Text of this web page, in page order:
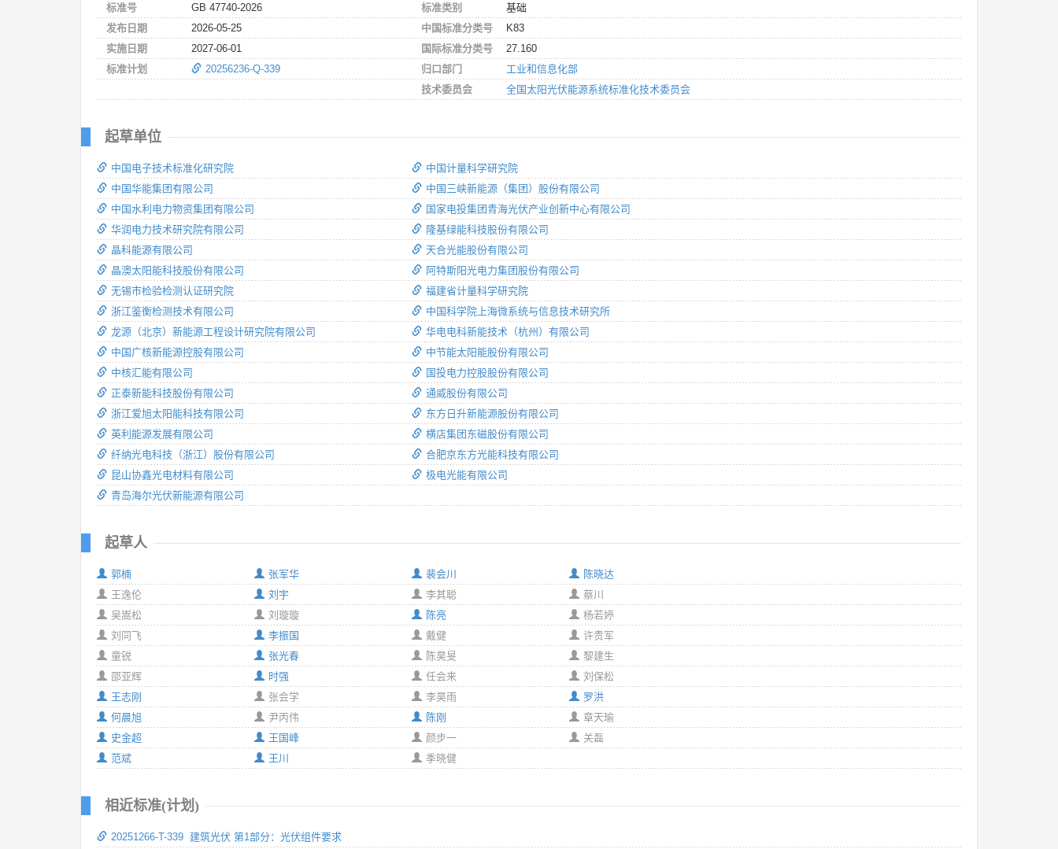
标准号
GB 47740-2026
发布日期
2026-05-25
实施日期
2027-06-01
标准计划
20256236-Q-339
标准类别
基础
中国标准分类号
K83
国际标准分类号
27.160
归口部门
工业和信息化部
技术委员会
全国太阳光伏能源系统标准化技术委员会
起草单位
中国电子技术标准化研究院
中国华能集团有限公司
中国水利电力物资集团有限公司
华润电力技术研究院有限公司
晶科能源有限公司
晶澳太阳能科技股份有限公司
无锡市检验检测认证研究院
浙江鉴衡检测技术有限公司
龙源（北京）新能源工程设计研究院有限公司
中国广核新能源控股有限公司
中核汇能有限公司
正泰新能科技股份有限公司
浙江爱旭太阳能科技有限公司
英利能源发展有限公司
纤纳光电科技（浙江）股份有限公司
昆山协鑫光电材料有限公司
青岛海尔光伏新能源有限公司
中国计量科学研究院
中国三峡新能源（集团）股份有限公司
国家电投集团青海光伏产业创新中心有限公司
隆基绿能科技股份有限公司
天合光能股份有限公司
阿特斯阳光电力集团股份有限公司
福建省计量科学研究院
中国科学院上海微系统与信息技术研究所
华电电科新能技术（杭州）有限公司
中节能太阳能股份有限公司
国投电力控股股份有限公司
通威股份有限公司
东方日升新能源股份有限公司
横店集团东磁股份有限公司
合肥京东方光能科技有限公司
极电光能有限公司
起草人
郭楠
张军华
王逸伦
刘宇
吴嵩松
刘璇璇
刘同飞
李振国
童锐
张光春
邵亚辉
时强
王志刚
张会学
何晨旭
尹丙伟
史金超
王国峰
范斌
王川
裴会川
陈晓达
李其聪
蔡川
陈亮
杨若婷
戴健
许贵军
陈昊旻
黎建生
任会来
刘保松
李昊雨
罗洪
陈刚
章天瑜
颜步一
关磊
季晓健
相近标准(计划)
20251266-T-339 建筑光伏 第1部分：光伏组件要求